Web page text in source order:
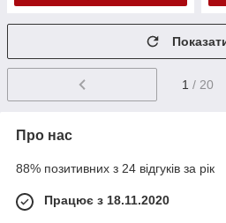
1 / 20
Про нас
88% позитивних з 24 відгуків за рік
Працює з 18.11.2020